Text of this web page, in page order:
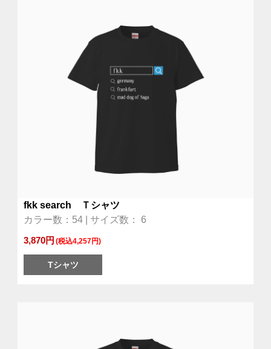
fkk search Ｔシャツ
カラー数：54 | サイズ数： 6
3,870円 (税込4,257円)
Tシャツ